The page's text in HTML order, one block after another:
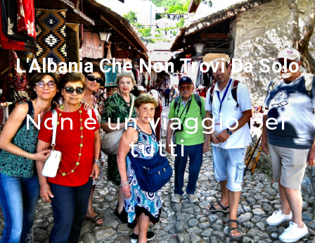
L'Albania Che Non Trovi Da Solo
Non è un viaggio per
tutti